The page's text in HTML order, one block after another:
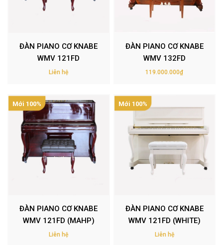
ĐÀN PIANO CƠ KNABE
WMV 121FD
Liên hệ
ĐÀN PIANO CƠ KNABE
WMV 132FD
119.000.000₫
Mới 100%
ĐÀN PIANO CƠ KNABE
WMV 121FD (MAHP)
Liên hệ
Mới 100%
ĐÀN PIANO CƠ KNABE
WMV 121FD (WHITE)
Liên hệ